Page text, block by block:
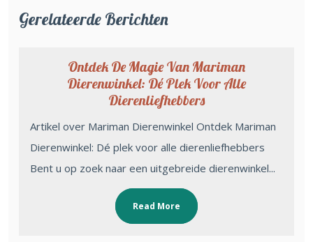
Gerelateerde Berichten
Ontdek De Magie Van Mariman
Dierenwinkel: Dé Plek Voor Alle
Dierenliefhebbers
Artikel over Mariman Dierenwinkel Ontdek Mariman
Dierenwinkel: Dé plek voor alle dierenliefhebbers
Bent u op zoek naar een uitgebreide dierenwinkel...
Read More